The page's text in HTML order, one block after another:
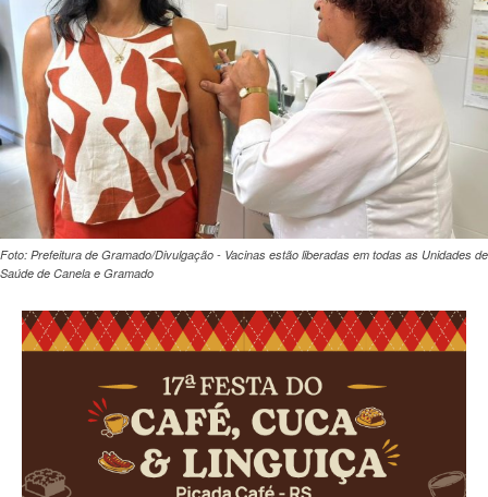
Foto: Prefeitura de Gramado/Divulgação - Vacinas estão liberadas em todas as Unidades de
Saúde de Canela e Gramado